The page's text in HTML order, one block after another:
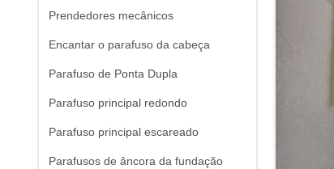
Prendedores mecânicos
Encantar o parafuso da cabeça
Parafuso de Ponta Dupla
Parafuso principal redondo
Parafuso principal escareado
Parafusos de âncora da fundação